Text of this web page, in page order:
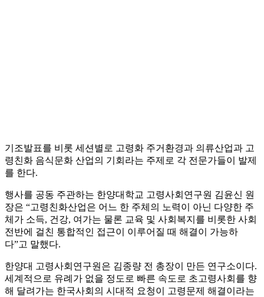
기조발표를 비롯 세션별로 고령화 주거환경과 의류산업과 고
령친화 음식문화 산업의 기회라는 주제로 각 전문가들이 발제
를 한다.
행사를 공동 주관하는 한양대학교 고령사회연구원 김윤신 원
장은 “고령친화산업은 어느 한 주체의 노력이 아닌 다양한 주
체가 소득, 건강, 여가는 물론 교육 및 사회복지를 비롯한 사회
전반에 걸친 통합적인 접근이 이루어질 때 해결이 가능하
다”고 말했다.
한양대 고령사회연구원은 김종량 전 총장이 만든 연구소이다.
세계적으로 유례가 없을 정도로 빠른 속도로 초고령사회를 향
해 달려가는 한국사회의 시대적 요청이 고령문제 해결이라는